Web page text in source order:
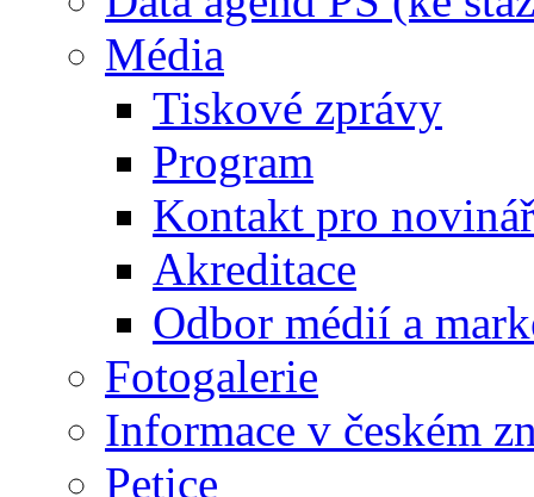
Média
Tiskové zprávy
Program
Kontakt pro
Akreditace
Odbor médií a
Fotogalerie
Informace v českém
Petice